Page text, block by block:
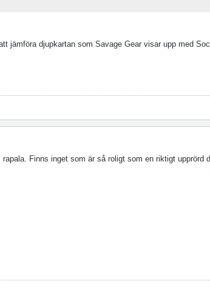
jämföra djupkartan som Savage Gear visar upp med
Finns inget som är så roligt som en riktigt upprörd